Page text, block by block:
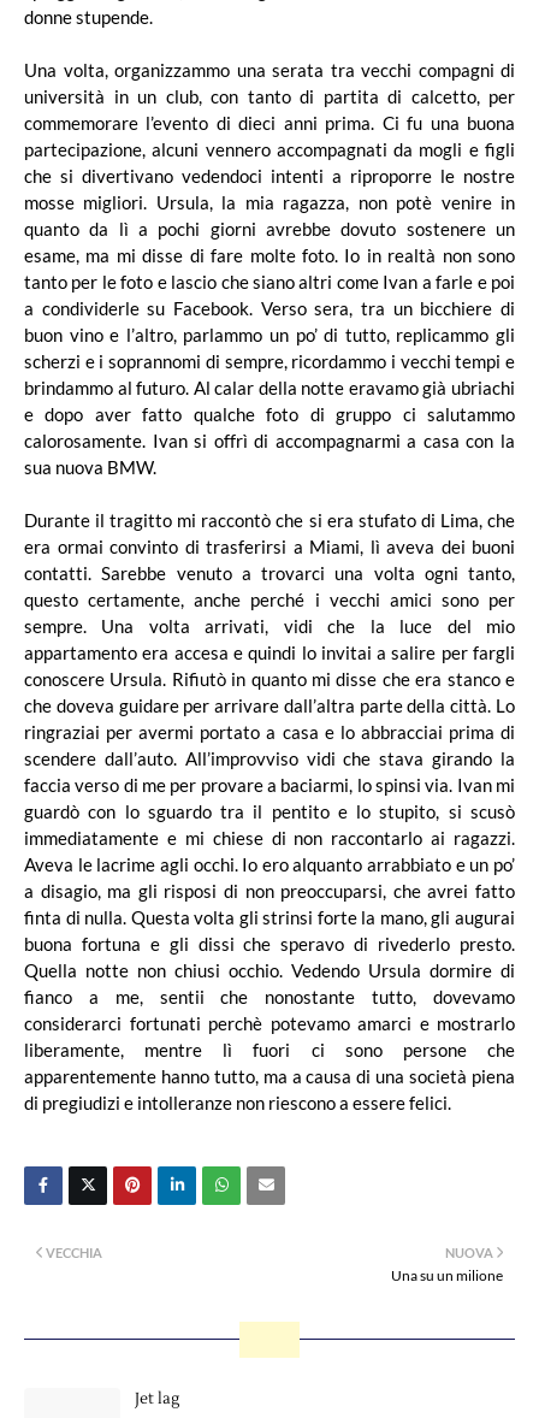
donne stupende.
Una volta, organizzammo una serata tra vecchi compagni di
università in un club, con tanto di partita di calcetto, per
commemorare l’evento di dieci anni prima. Ci fu una buona
partecipazione, alcuni vennero accompagnati da mogli e figli
che si divertivano vedendoci intenti a riproporre le nostre
mosse migliori. Ursula, la mia ragazza, non potè venire in
quanto da lì a pochi giorni avrebbe dovuto sostenere un
esame, ma mi disse di fare molte foto. Io in realtà non sono
tanto per le foto e lascio che siano altri come Ivan a farle e poi
a condividerle su Facebook. Verso sera, tra un bicchiere di
buon vino e l’altro, parlammo un po’ di tutto, replicammo gli
scherzi e i soprannomi di sempre, ricordammo i vecchi tempi e
brindammo al futuro. Al calar della notte eravamo già ubriachi
e dopo aver fatto qualche foto di gruppo ci salutammo
calorosamente. Ivan si offrì di accompagnarmi a casa con la
sua nuova BMW.
Durante il tragitto mi raccontò che si era stufato di Lima, che
era ormai convinto di trasferirsi a Miami, lì aveva dei buoni
contatti. Sarebbe venuto a trovarci una volta ogni tanto,
questo certamente, anche perché i vecchi amici sono per
sempre. Una volta arrivati, vidi che la luce del mio
appartamento era accesa e quindi lo invitai a salire per fargli
conoscere Ursula. Rifiutò in quanto mi disse che era stanco e
che doveva guidare per arrivare dall’altra parte della città. Lo
ringraziai per avermi portato a casa e lo abbracciai prima di
scendere dall’auto. All’improvviso vidi che stava girando la
faccia verso di me per provare a baciarmi, lo spinsi via. Ivan mi
guardò con lo sguardo tra il pentito e lo stupito, si scusò
immediatamente e mi chiese di non raccontarlo ai ragazzi.
Aveva le lacrime agli occhi. Io ero alquanto arrabbiato e un po’
a disagio, ma gli risposi di non preoccuparsi, che avrei fatto
finta di nulla. Questa volta gli strinsi forte la mano, gli augurai
buona fortuna e gli dissi che speravo di rivederlo presto.
Quella notte non chiusi occhio. Vedendo Ursula dormire di
fianco a me, sentii che nonostante tutto, dovevamo
considerarci fortunati perchè potevamo amarci e mostrarlo
liberamente, mentre lì fuori ci sono persone che
apparentemente hanno tutto, ma a causa di una società piena
di pregiudizi e intolleranze non riescono a essere felici.
NUOVA
Una su un milione
VECCHIA
Jet lag